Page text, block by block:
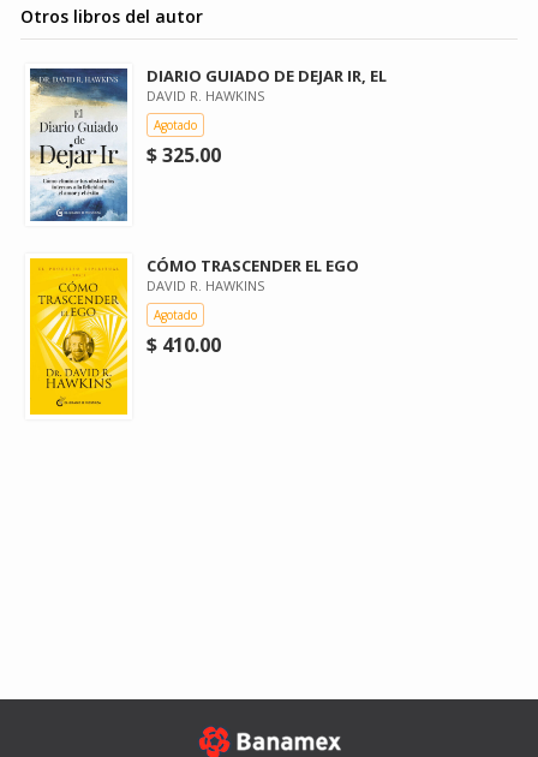
Otros libros del autor
DIARIO GUIADO DE DEJAR IR, EL
DAVID R. HAWKINS
Agotado
$ 325.00
CÓMO TRASCENDER EL EGO
DAVID R. HAWKINS
Agotado
$ 410.00